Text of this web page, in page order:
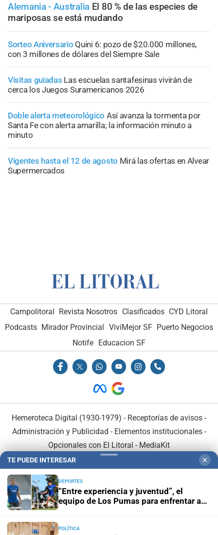
Alemania - Australia El 80 % de las especies de
mariposas se está mudando
Sorteo Aniversario Quini 6: pozo de $20.000 millones,
con 3 millones de dólares del Siempre Sale
Visitas guiadas Las escuelas santafesinas vivirán de
cerca los Juegos Suramericanos 2026
Doble alerta meteorológico Así avanza la tormenta por
Santa Fe con alerta amarilla; la información minuto a
minuto
Vigentes hasta el 12 de agosto Mirá las ofertas en Alvear
Supermercados
Campolitoral Revista Nosotros Clasificados CYD Litoral
Podcasts Mirador Provincial VivíMejor SF Puerto Negocios
Notife
Educacion SF
Hemeroteca Digital (1930-1979) - Receptorías de avisos -
Administración y Publicidad - Elementos institucionales-
Opcionales con El Litoral - MediaKit
TE PUEDE INTERESAR ✕
DEPORTES
“Entre experiencia y juventud”, el
equipo de Los Pumas para enfrentar a
POLÍTICA